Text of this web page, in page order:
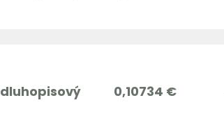
dluhopisový 0,10734 €